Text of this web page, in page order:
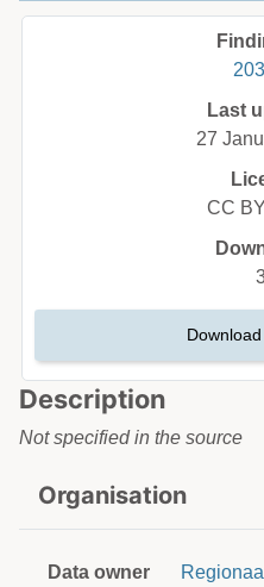
Description
Not specified in the source
Organisation
Data owner
Last
27
CC